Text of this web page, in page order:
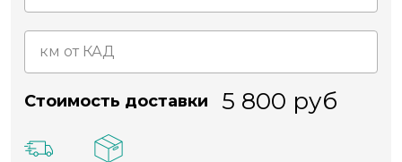
Стоимость доставки 5 800 руб